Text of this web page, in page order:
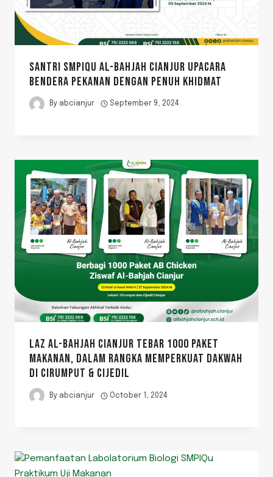
SANTRI SMPIQU AL-BAHJAH CIANJUR UPACARA
BENDERA PEKANAN DENGAN PENUH KHIDMAT
By abcianjur September 9, 2024
LAZ AL-BAHJAH CIANJUR TEBAR 1000 PAKET
MAKANAN, DALAM RANGKA MEMPERKUAT DAKWAH
DI CIRUMPUT & CIJEDIL
By abcianjur October 1, 2024